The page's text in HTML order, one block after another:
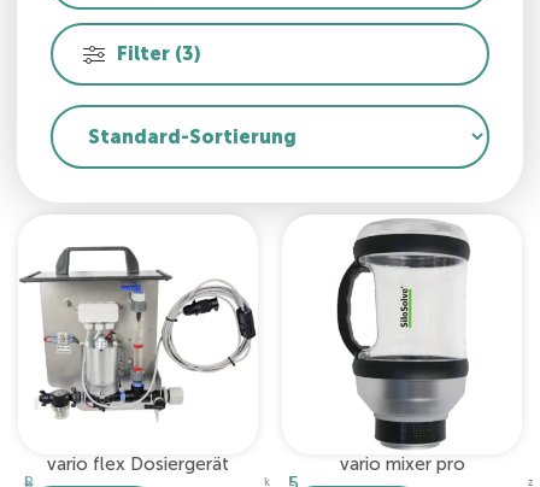
Filter (3)
vario flex Dosiergerät
8
L
k
vario mixer pro
L
z